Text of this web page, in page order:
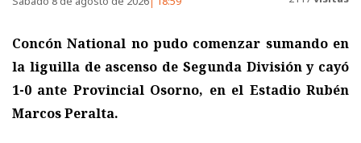
Concón National no pudo comenzar sumando en
la liguilla de ascenso de Segunda División y cayó
1-0 ante Provincial Osorno, en el Estadio Rubén
Marcos Peralta.